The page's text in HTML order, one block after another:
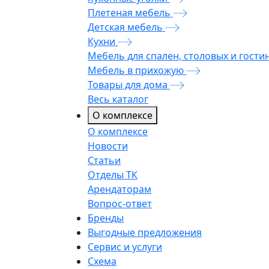
Плетеная мебель
Детская мебель
Кухни
Мебель для спален, столовых и
Мебель в прихожую
Товары для дома
Весь каталог
О комплексе
О комплексе
Новости
Статьи
Отделы ТК
Арендаторам
Вопрос-ответ
Бренды
Выгодные предложения
Сервис и услуги
Схема